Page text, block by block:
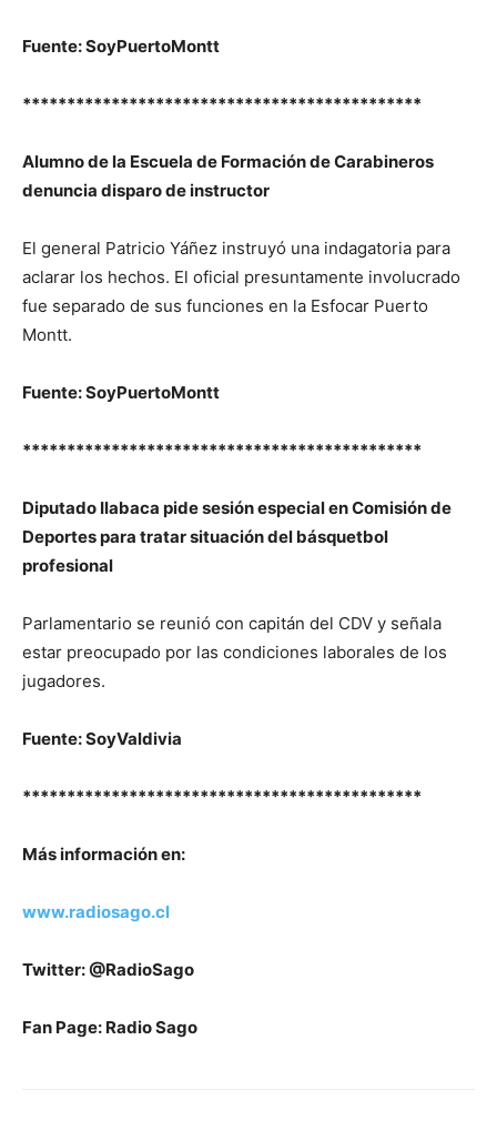
Fuente: SoyPuertoMontt
*********************************************
Alumno de la Escuela de Formación de Carabineros
denuncia disparo de instructor
El general Patricio Yáñez instruyó una indagatoria para
aclarar los hechos. El oficial presuntamente involucrado
fue separado de sus funciones en la Esfocar Puerto
Montt.
Fuente: SoyPuertoMontt
*********************************************
Diputado Ilabaca pide sesión especial en Comisión de
Deportes para tratar situación del básquetbol
profesional
Parlamentario se reunió con capitán del CDV y señala
estar preocupado por las condiciones laborales de los
jugadores.
Fuente: SoyValdivia
*********************************************
Más información en:
www.radiosago.cl
Twitter: @RadioSago
Fan Page: Radio Sago